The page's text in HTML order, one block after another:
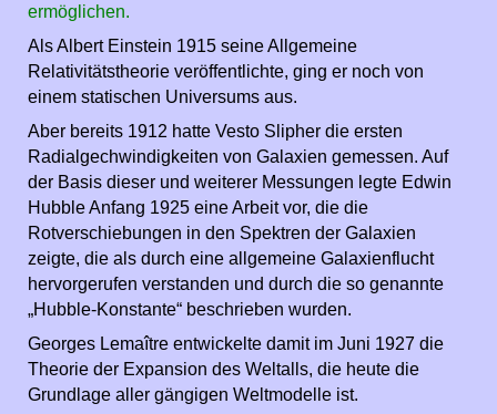
ermöglichen.
Als Albert Einstein 1915 seine Allgemeine
Relativitätstheorie veröffentlichte, ging er noch von
einem statischen Universums aus.
Aber bereits 1912 hatte Vesto Slipher die ersten
Radialgechwindigkeiten von Galaxien gemessen. Auf
der Basis dieser und weiterer Messungen legte Edwin
Hubble Anfang 1925 eine Arbeit vor, die die
Rotverschiebungen in den Spektren der Galaxien
zeigte, die als durch eine allgemeine Galaxienflucht
hervorgerufen verstanden und durch die so genannte
„Hubble-Konstante“ beschrieben wurden.
Georges Lemaître entwickelte damit im Juni 1927 die
Theorie der Expansion des Weltalls, die heute die
Grundlage aller gängigen Weltmodelle ist.